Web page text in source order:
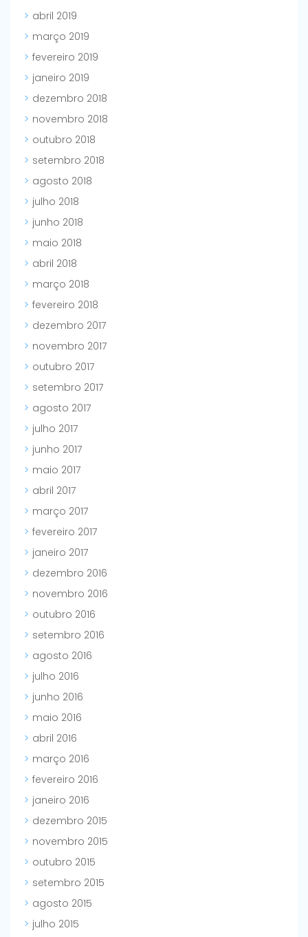
abril 2019
março 2019
fevereiro 2019
janeiro 2019
dezembro 2018
novembro 2018
outubro 2018
setembro 2018
agosto 2018
julho 2018
junho 2018
maio 2018
abril 2018
março 2018
fevereiro 2018
dezembro 2017
novembro 2017
outubro 2017
setembro 2017
agosto 2017
julho 2017
junho 2017
maio 2017
abril 2017
março 2017
fevereiro 2017
janeiro 2017
dezembro 2016
novembro 2016
outubro 2016
setembro 2016
agosto 2016
julho 2016
junho 2016
maio 2016
abril 2016
março 2016
fevereiro 2016
janeiro 2016
dezembro 2015
novembro 2015
outubro 2015
setembro 2015
agosto 2015
julho 2015